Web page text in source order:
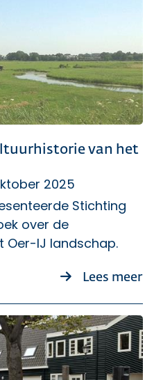
van het
2025
Stichting
over de
Oer-IJ landschap.
Lees meer